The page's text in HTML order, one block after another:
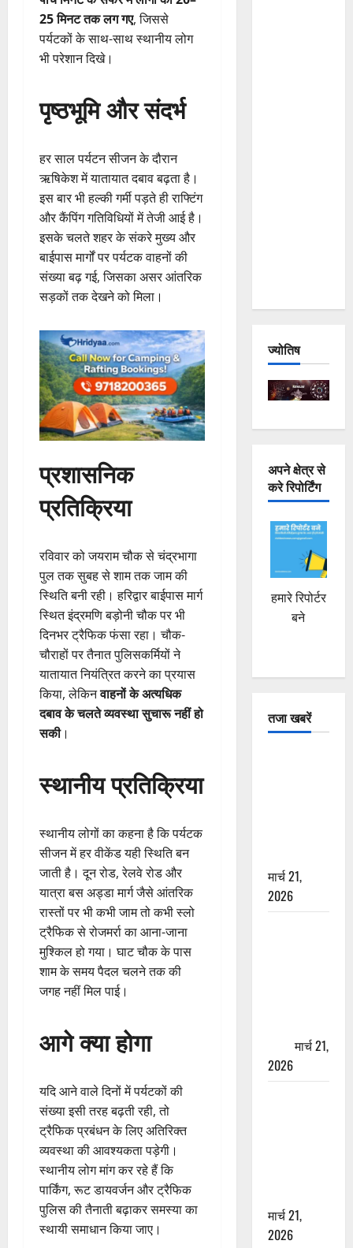
25 मिनट तक लग गए, जिससे
पर्यटकों के साथ-साथ स्थानीय लोग
भी परेशान दिखे।
पृष्ठभूमि और संदर्भ
हर साल पर्यटन सीजन के दौरान
ऋषिकेश में यातायात दबाव बढ़ता है।
इस बार भी हल्की गर्मी पड़ते ही राफ्टिंग
और कैंपिंग गतिविधियों में तेजी आई है।
इसके चलते शहर के संकरे मुख्य और
बाईपास मार्गों पर पर्यटक वाहनों की
संख्या बढ़ गई, जिसका असर आंतरिक
सड़कों तक देखने को मिला।
प्रशासनिक
प्रतिक्रिया
रविवार को जयराम चौक से चंद्रभागा
पुल तक सुबह से शाम तक जाम की
स्थिति बनी रही। हरिद्वार बाईपास मार्ग
स्थित इंद्रमणि बड़ोनी चौक पर भी
दिनभर ट्रैफिक फंसा रहा। चौक-
चौराहों पर तैनात पुलिसकर्मियों ने
यातायात नियंत्रित करने का प्रयास
किया, लेकिनवाहनों के अत्यधिक
दबाव के चलते व्यवस्था सुचारू नहीं हो
सकी।
स्थानीय प्रतिक्रिया
स्थानीय लोगों का कहना है कि पर्यटक
सीजन में हर वीकेंड यही स्थिति बन
जाती है। दून रोड, रेलवे रोड और
यात्रा बस अड्डा मार्ग जैसे आंतरिक
रास्तों पर भी कभी जाम तो कभी स्लो
ट्रैफिक से रोजमर्रा का आना-जाना
मुश्किल हो गया। घाट चौक के पास
शाम के समय पैदल चलने तक की
जगह नहीं मिल पाई।
आगे क्या होगा
यदि आने वाले दिनों में पर्यटकों की
संख्या इसी तरह बढ़ती रही, तो
ट्रैफिक प्रबंधन के लिए अतिरिक्त
व्यवस्था की आवश्यकता पड़ेगी।
स्थानीय लोग मांग कर रहे हैं कि
पार्किंग, रूट डायवर्जन और ट्रैफिक
पुलिस की तैनाती बढ़ाकर समस्या का
स्थायी समाधान किया जाए।
ज्योतिष
अपने क्षेत्र से
करे रिपोर्टिंग
हमारे रिपोर्टर
बने
तजा खबरें
मार्च 21,
2026
मार्च 21,
2026
मार्च 21,
2026